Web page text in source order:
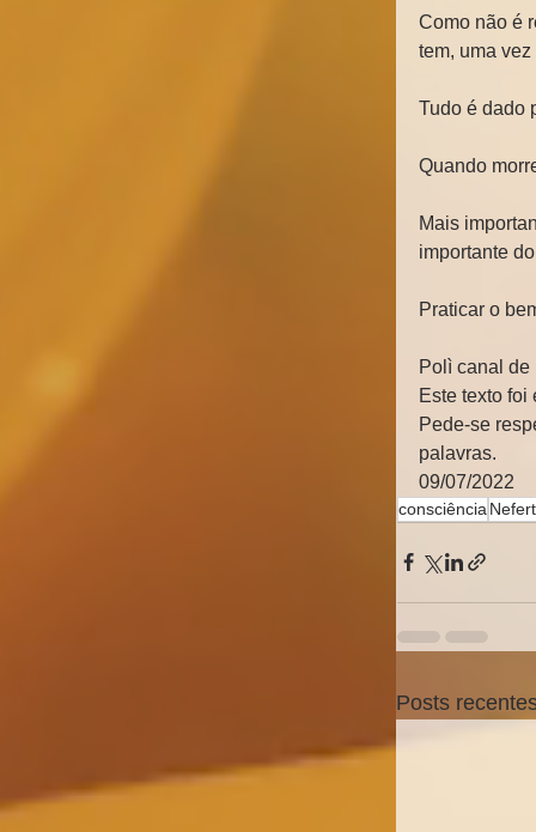
Como não é
tem, uma
Tudo é dado
Quando
Mais
importante
Praticar o
Polì canal de
Este texto foi
Pede-se
palavras.
09/07/2022
consciência
Posts